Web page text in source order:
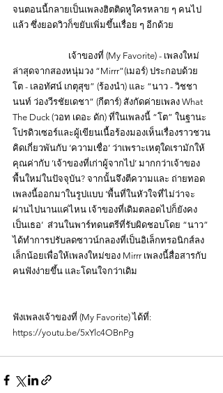
จนตอนนี้กลายเป็นเพลงฮิตติดหูใครหลาย ๆ คนไป
แล้ว ซึ่งยอดวิวก็ขยับเพิ่มขึ้นเรื่อย ๆ อีกด้วย
ล่าสุดจากสองหนุ่มวง “Mirrr”(เมอร์) ประกอบด้วย
โต - เลอทัศน์ เกตุสุข” (ร้องนำ) และ “นาว - วิชชา
นนท์ ว่องวีรชัยเดชา” (กีตาร์) สังกัดค่ายเพลง What
The Duck (วอท เดอะ ดัก) ที่ในเพลงนี้ “โต” ในฐานะ
โปรดิวเซอร์และผู้เขียนเนื้อร้องมองเห็นเรื่องราวชวน
คิดเกี่ยวพันกับ ‘ความเชื่อ’ ว่าเพราะเหตุใดเรามักให้
คุณค่ากับ ’เจ้าของที่เก่าผู้จากไป’ มากกว่าเจ้าของ
พื้นใหม่ในปัจจุบัน? จากนั้นจึงตีความและ ถ่ายทอด
เพลงนี้ออกมาในรูปแบบ ‘พื้นที่ในหัวใจที่ไม่ว่าจะ
ผ่านไปนานแค่ไหน เจ้าของที่เดิมตลอดไปก็ยังคง
เป็นเธอ’  ส่วนในพาร์ทดนตรีที่รับผิดชอบโดย “นาว”
ได้ทำการปรับลดซาวน์กลองที่เป็นอิเล็กทรอนิกส์ลง
เล็กน้อยเพื่อให้เพลงใหม่ของ Mirrr เพลงนี้สื่อสารกับ
คนฟังง่ายขึ้น และโดนใจกว่าเดิม
ฟังเพลงเจ้าของที่ (My Favorite) ได้ที่:
https://youtu.be/5xYlc4OBnPg